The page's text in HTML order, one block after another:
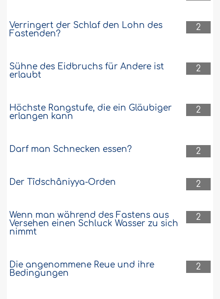
2
Verringert der Schlaf den Lohn des
Fastenden?
2
Sühne des Eidbruchs für Andere ist
erlaubt
2
Höchste Rangstufe, die ein Gläubiger
erlangen kann
2
Darf man Schnecken essen?
2
Der Tîdschâniyya-Orden
2
Wenn man während des Fastens aus
Versehen einen Schluck Wasser zu sich
nimmt
2
Die angenommene Reue und ihre
Bedingungen